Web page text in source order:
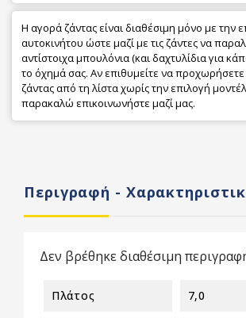
Η αγορά ζάντας είναι διαθέσιμη μόνο με την
αυτοκινήτου ώστε μαζί με τις ζάντες να
αντίστοιχα μπουλόνια (και δαχτυλίδια για
το όχημά σας. Αν επιθυμείτε να
ζάντας από τη λίστα χωρίς την επιλογή
παρακαλώ επικοινωνήστε μαζί μας.
Περιγραφή -
Δεν βρέθηκε διαθέσιμη
Πλάτος 7,0